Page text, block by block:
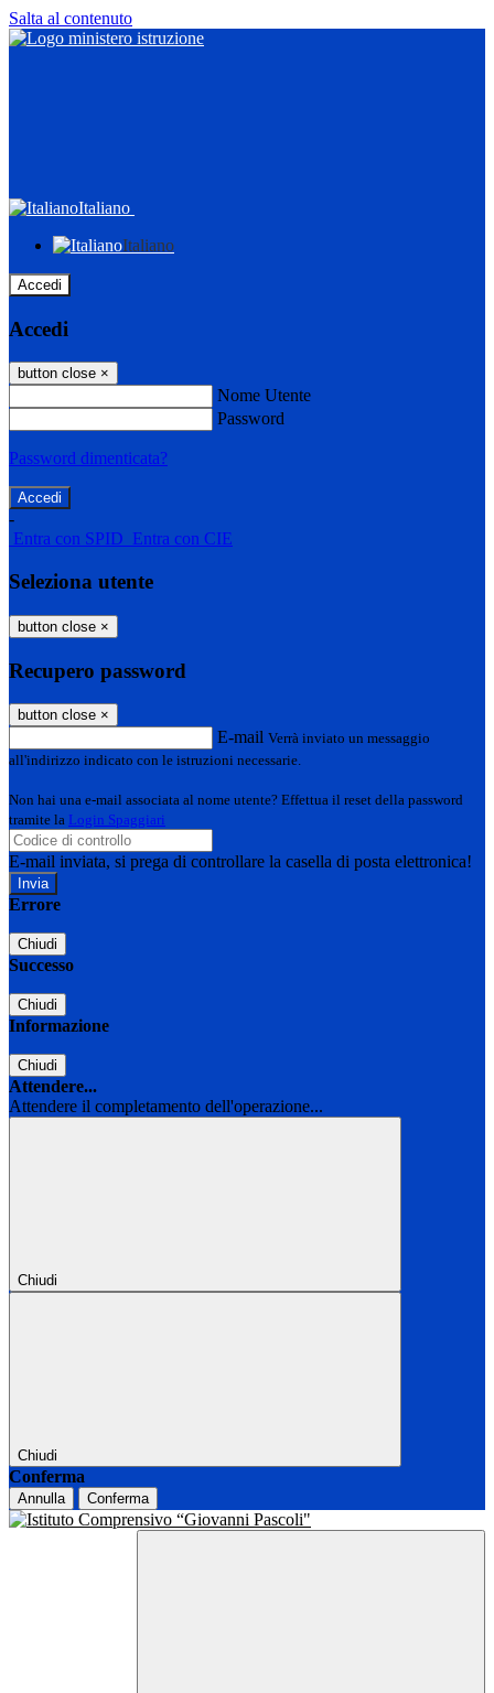
Salta al contenuto
Italiano
Italiano
Accedi
Accedi
button close ×
Nome Utente
Password
Password dimenticata?
-
Entra con SPID Entra con CIE
Seleziona utente
button close ×
Recupero password
button close ×
E-mail Verrà inviato un messaggio
all'indirizzo indicato con le istruzioni necessarie.
Non hai una e-mail associata al nome utente? Effettua il reset della password
tramite la Login Spaggiari
E-mail inviata, si prega di controllare la casella di posta elettronica!
Errore
Chiudi
Successo
Chiudi
Informazione
Chiudi
Attendere...
Attendere il completamento dell'operazione...
Chiudi
Chiudi
Conferma
Annulla Conferma